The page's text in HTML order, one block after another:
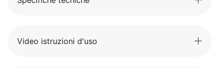
Video istruzioni d'uso